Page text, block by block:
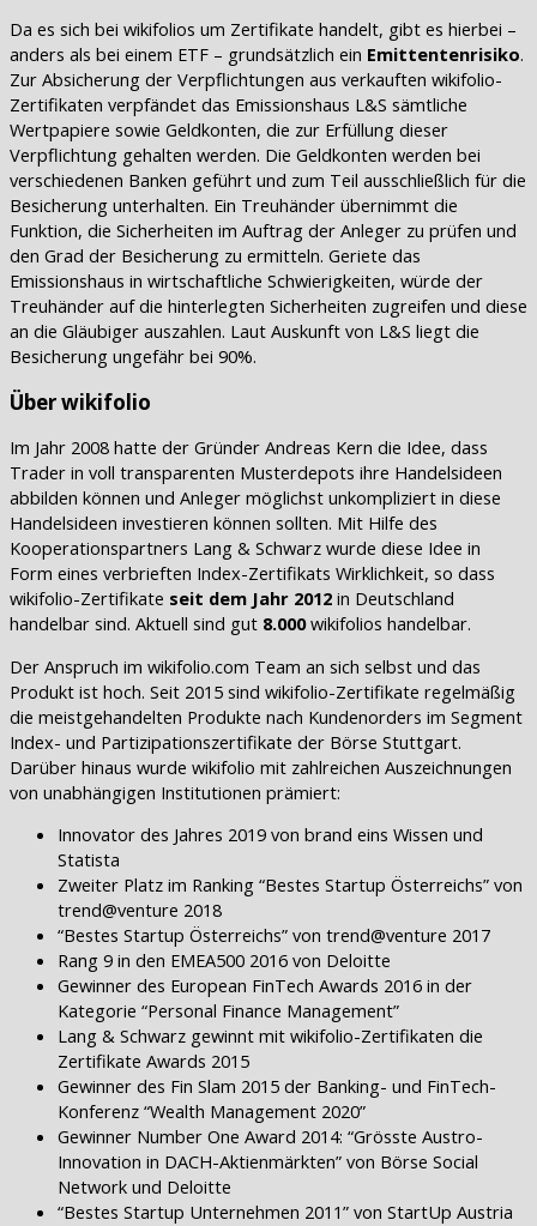
Da es sich bei wikifolios um Zertifikate handelt, gibt es hierbei –
anders als bei einem ETF – grundsätzlich ein Emittentenrisiko.
Zur Absicherung der Verpflichtungen aus verkauften wikifolio-
Zertifikaten verpfändet das Emissionshaus L&S sämtliche
Wertpapiere sowie Geldkonten, die zur Erfüllung dieser
Verpflichtung gehalten werden. Die Geldkonten werden bei
verschiedenen Banken geführt und zum Teil ausschließlich für die
Besicherung unterhalten. Ein Treuhänder übernimmt die
Funktion, die Sicherheiten im Auftrag der Anleger zu prüfen und
den Grad der Besicherung zu ermitteln. Geriete das
Emissionshaus in wirtschaftliche Schwierigkeiten, würde der
Treuhänder auf die hinterlegten Sicherheiten zugreifen und diese
an die Gläubiger auszahlen. Laut Auskunft von L&S liegt die
Besicherung ungefähr bei 90%.
Über wikifolio
Im Jahr 2008 hatte der Gründer Andreas Kern die Idee, dass
Trader in voll transparenten Musterdepots ihre Handelsideen
abbilden können und Anleger möglichst unkompliziert in diese
Handelsideen investieren können sollten. Mit Hilfe des
Kooperationspartners Lang & Schwarz wurde diese Idee in
Form eines verbrieften Index-Zertifikats Wirklichkeit, so dass
wikifolio-Zertifikate seit dem Jahr 2012 in Deutschland
handelbar sind. Aktuell sind gut 8.000wikifolios handelbar.
Der Anspruch im wikifolio.com Team an sich selbst und das
Produkt ist hoch. Seit 2015 sind wikifolio-Zertifikate regelmäßig
die meistgehandelten Produkte nach Kundenorders im Segment
Index- und Partizipationszertifikate der Börse Stuttgart.
Darüber hinaus wurde wikifolio mit zahlreichen Auszeichnungen
von unabhängigen Institutionen prämiert:
Innovator des Jahres 2019 von brand eins Wissen und
Statista
Zweiter Platz im Ranking “Bestes Startup Österreichs” von
trend@venture 2018
“Bestes Startup Österreichs” von trend@venture 2017
Rang 9 in den EMEA500 2016 von Deloitte
Gewinner des European FinTech Awards 2016 in der
Kategorie “Personal Finance Management”
Lang & Schwarz gewinnt mit wikifolio-Zertifikaten die
Zertifikate Awards 2015
Gewinner des Fin Slam 2015 der Banking- und FinTech-
Konferenz “Wealth Management 2020”
Gewinner Number One Award 2014: “Grösste Austro-
Innovation in DACH-Aktienmärkten” von Börse Social
Network und Deloitte
“Bestes Startup Unternehmen 2011” von StartUp Austria